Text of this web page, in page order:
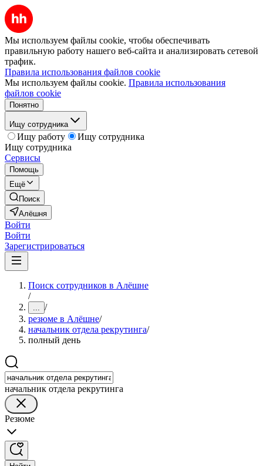
Мы используем файлы cookie, чтобы обеспечивать
правильную работу нашего веб-сайта и анализировать сетевой
трафик.
Правила использования файлов cookie
Мы используем файлы cookie. Правила использования
файлов cookie
Понятно
Ищу сотрудника
Ищу работу
Ищу сотрудника
Ищу сотрудника
Сервисы
Помощь
Ещё
Поиск
Алёшня
Войти
Войти
Зарегистрироваться
Поиск сотрудников в Алёшне
/
... /
резюме в Алёшне/
начальник отдела рекрутинга/
полный день
начальник отдела рекрутинга
Резюме